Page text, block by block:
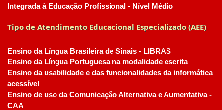
Integrada à Educação Profissional - Nível Médio
Tipo de Atendimento Educacional Especializado (AEE)
Ensino da Língua Brasileira de Sinais - LIBRAS
Ensino da Língua Portuguesa na modalidade escrita
Ensino da usabilidade e das funcionalidades da informática
acessível
Ensino de uso da Comunicação Alternativa e Aumentativa -
CAA